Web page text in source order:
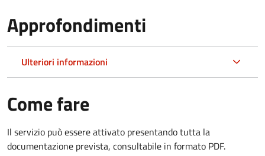
Approfondimenti
Ulteriori informazioni
Come fare
Il servizio può essere attivato presentando tutta la
documentazione prevista, consultabile in formato PDF.